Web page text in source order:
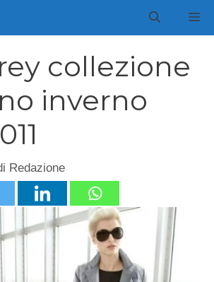
collezione
inverno
Redazione